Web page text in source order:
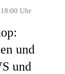
Uhr
und
und